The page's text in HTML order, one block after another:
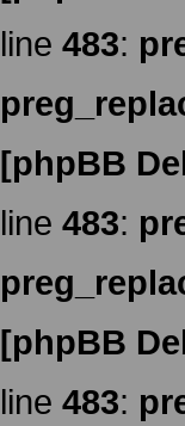
line 483:
[phpBB
line 483:
[phpBB
line 483: